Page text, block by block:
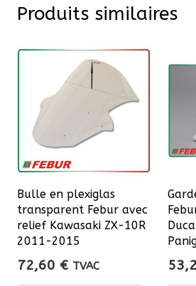
Produits similaires
Bulle en plexiglas
transparent Febur avec
relief Kawasaki ZX-10R
2011-2015
72,60 € TVAC